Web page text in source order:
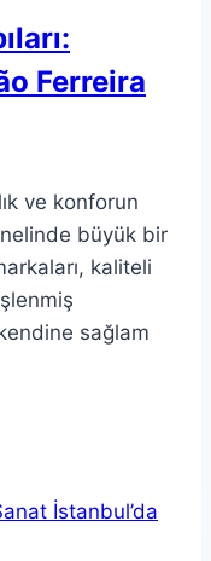
Ferreira
ve konforun
büyük bir
kaliteli
sağlam